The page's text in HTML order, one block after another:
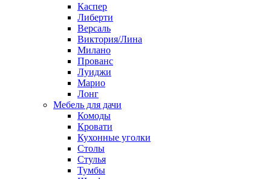
Каспер
Либерти
Версаль
Виктория/Лина
Милано
Прованс
Луиджи
Марио
Лонг
Мебель для дачи
Комоды
Кровати
Кухонные уголки
Столы
Стулья
Тумбы